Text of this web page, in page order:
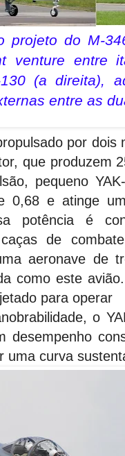
projeto do M-
venture entre
130 (a direita),
entre as
por dois
que produzem
pequeno
0,68 e atinge
potência é
de
aeronave de
como este
para operar
o
desempenho
uma curva